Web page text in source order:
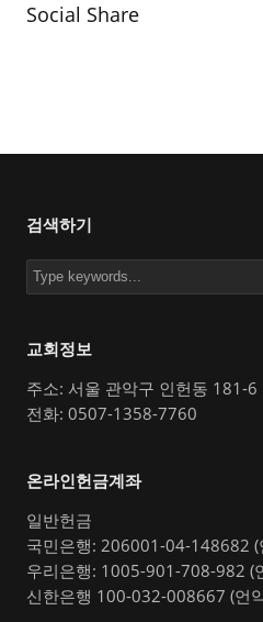
Social Share
검색하기
교회정보
주소: 서울 관악구 인헌동 181-
전화: 0507-1358-7760
온라인헌금계좌
일반헌금
국민은행: 206001-04-148682 (
우리은행: 1005-901-708-982 (
신한은행 100-032-008667 (언